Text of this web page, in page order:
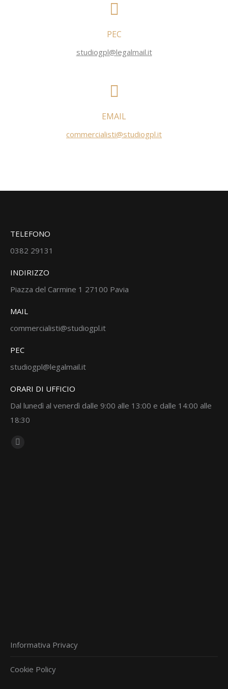
PEC
studiogpl@legalmail.it
EMAIL
commercialisti@studiogpl.it
TELEFONO
0382 29131
INDIRIZZO
Piazza del Carmine 1 27100 Pavia
MAIL
commercialisti@studiogpl.it
PEC
studiogpl@legalmail.it
ORARI DI UFFICIO
Dal lunedì al venerdì dalle 9:00 alle 13:00 e dalle 14:00 alle
18:30
Ci puoi trovare su:
Linkedin
Informativa Privacy
Cookie Policy